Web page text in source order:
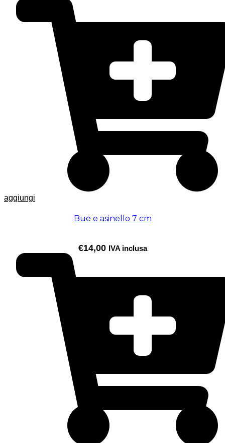
aggiungi
Bue e asinello 7 cm
€14,00 IVA inclusa